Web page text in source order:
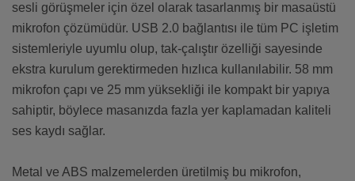
sesli görüşmeler için özel olarak tasarlanmış bir masaüstü
mikrofon çözümüdür. USB 2.0 bağlantısı ile tüm PC işletim
sistemleriyle uyumlu olup, tak-çalıştır özelliği sayesinde
ekstra kurulum gerektirmeden hızlıca kullanılabilir. 58 mm
mikrofon çapı ve 25 mm yüksekliği ile kompakt bir yapıya
sahiptir, böylece masanızda fazla yer kaplamadan kaliteli
ses kaydı sağlar.
Metal ve ABS malzemelerden üretilmiş bu mikrofon,